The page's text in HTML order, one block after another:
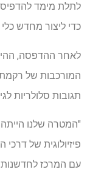
לתלת מימד להדפיס
כדי ליצור מחדש
לאחר ההדפסה,
המורכבות של
תגובות סלולריות
"המטרה שלנו הייתה
פיזיולוגית של